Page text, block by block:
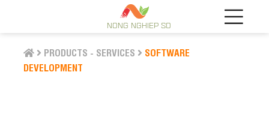
NONG NGHIEP SO
PRODUCTS - SERVICES
SOFTWARE
DEVELOPMENT